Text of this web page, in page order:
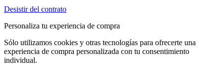
Desistir del contrato
Personaliza tu experiencia de compra
Sólo utilizamos cookies y otras tecnologías para ofrecerte una
experiencia de compra personalizada con tu consentimiento
individual.